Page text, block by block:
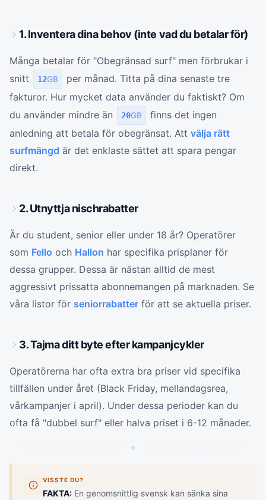
1. Inventera dina behov (inte vad du betalar för)
Många betalar för "Obegränsad surf" men förbrukar i
snitt
12GB
per månad. Titta på dina senaste tre
fakturor. Hur mycket data använder du faktiskt? Om
du använder mindre än
20GB
finns det ingen
anledning att betala för obegränsat. Att välja rätt
surfmängd är det enklaste sättet att spara pengar
direkt.
2. Utnyttja nischrabatter
Är du student, senior eller under 18 år? Operatörer
som Fello och Hallon har specifika prisplaner för
dessa grupper. Dessa är nästan alltid de mest
aggressivt prissatta abonnemangen på marknaden. Se
våra listor för seniorrabatter för att se aktuella priser.
3. Tajma ditt byte efter kampanjcykler
Operatörerna har ofta extra bra priser vid specifika
tillfällen under året (Black Friday, mellandagsrea,
vårkampanjer i april). Under dessa perioder kan du
ofta få "dubbel surf" eller halva priset i 6-12 månader.
VISSTE DU?
FAKTA: En genomsnittlig svensk kan sänka sina